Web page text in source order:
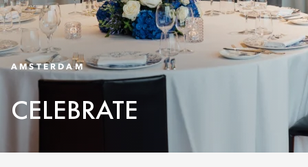
AMSTERDAM
CELEBRATE